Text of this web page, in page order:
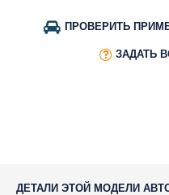
ПРОВЕРИТЬ
ЗАДАТЬ
ДЕТАЛИ ЭТОЙ МОДЕЛИ